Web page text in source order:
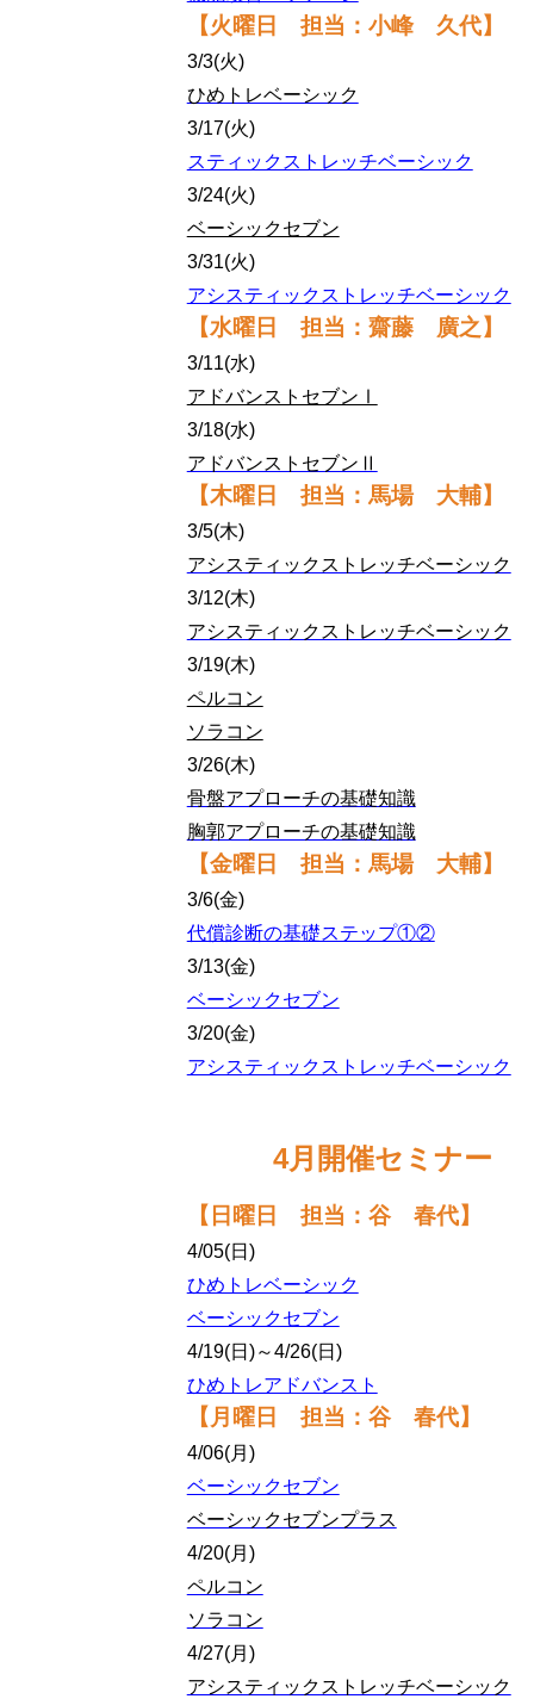
【火曜日 担当：小峰 久代】
3/3(火)
ひめトレベーシック
3/17(火)
スティックストレッチベーシック
3/24(火)
ベーシックセブン
3/31(火)
アシスティックストレッチベーシック
【水曜日 担当：齋藤 廣之】
3/11(水)
アドバンストセブンⅠ
3/18(水)
アドバンストセブンⅡ
【木曜日 担当：馬場 大輔】
3/5(木)
アシスティックストレッチベーシック
3/12(木)
アシスティックストレッチベーシック
3/19(木)
ペルコン
ソラコン
3/26(木)
骨盤アプローチの基礎知識
胸郭アプローチの基礎知識
【金曜日 担当：馬場 大輔】
3/6(金)
代償診断の基礎ステップ①②
3/13(金)
ベーシックセブン
3/20(金)
アシスティックストレッチベーシック
4月開催セミナー
【 日曜日 担当：谷 春代】
4/05(日)
ひめトレベーシック
ベーシックセブン
4/19(日)～4/26(日)
ひめトレアドバンスト
【月曜日 担当：谷 春代】
4/06(月)
ベーシックセブン
ベーシックセブンプラス
4/20(月)
ペルコン
ソラコン
4/27(月)
アシスティックストレッチベーシック